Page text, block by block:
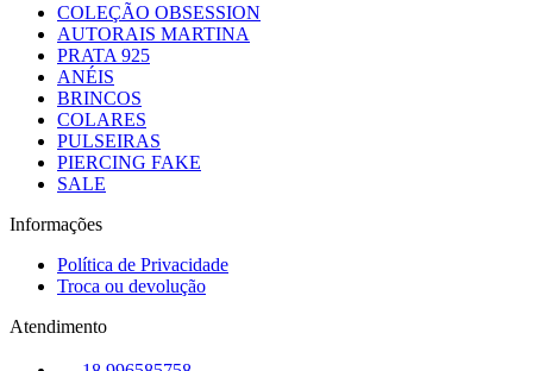
COLEÇÃO OBSESSION
AUTORAIS MARTINA
PRATA 925
ANÉIS
BRINCOS
COLARES
PULSEIRAS
PIERCING FAKE
SALE
Informações
Política de Privacidade
Troca ou devolução
Atendimento